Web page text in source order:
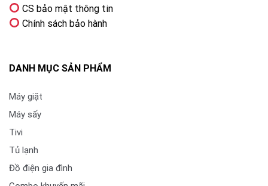
CS bảo mật thông tin
Chính sách bảo hành
DANH MỤC SẢN PHẨM
Máy giặt
Máy sấy
Tivi
Tủ lạnh
Đồ điện gia đình